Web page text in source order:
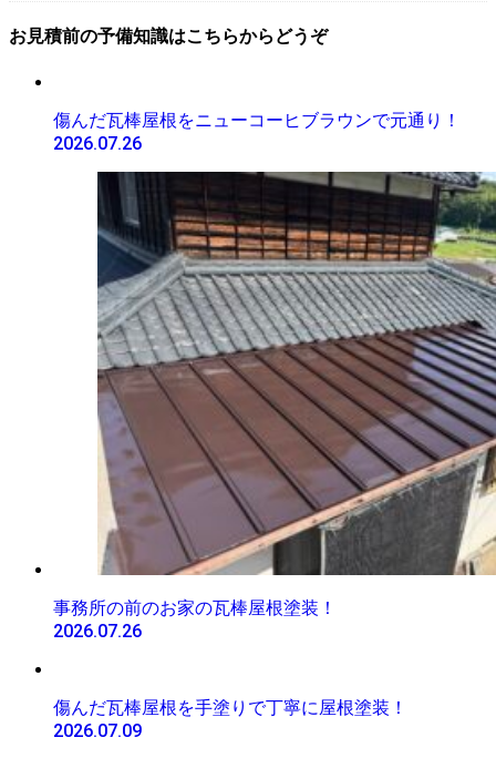
お見積前の予備知識はこちらからどうぞ
傷んだ瓦棒屋根をニューコーヒブラウンで元通り！
2026.07.26
事務所の前のお家の瓦棒屋根塗装！
2026.07.26
傷んだ瓦棒屋根を手塗りで丁寧に屋根塗装！
2026.07.09